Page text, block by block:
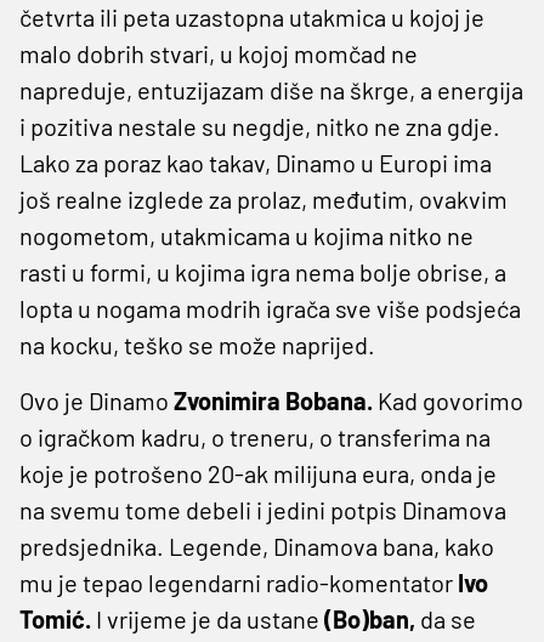
četvrta ili peta uzastopna utakmica u kojoj je
malo dobrih stvari, u kojoj momčad ne
napreduje, entuzijazam diše na škrge, a energija
i pozitiva nestale su negdje, nitko ne zna gdje.
Lako za poraz kao takav, Dinamo u Europi ima
još realne izglede za prolaz, međutim, ovakvim
nogometom, utakmicama u kojima nitko ne
rasti u formi, u kojima igra nema bolje obrise, a
lopta u nogama modrih igrača sve više podsjeća
na kocku, teško se može naprijed.
Ovo je Dinamo Zvonimira Bobana. Kad govorimo
o igračkom kadru, o treneru, o transferima na
koje je potrošeno 20-ak milijuna eura, onda je
na svemu tome debeli i jedini potpis Dinamova
predsjednika. Legende, Dinamova bana, kako
mu je tepao legendarni radio-komentator Ivo
Tomić. I vrijeme je da ustane (Bo)ban, da se